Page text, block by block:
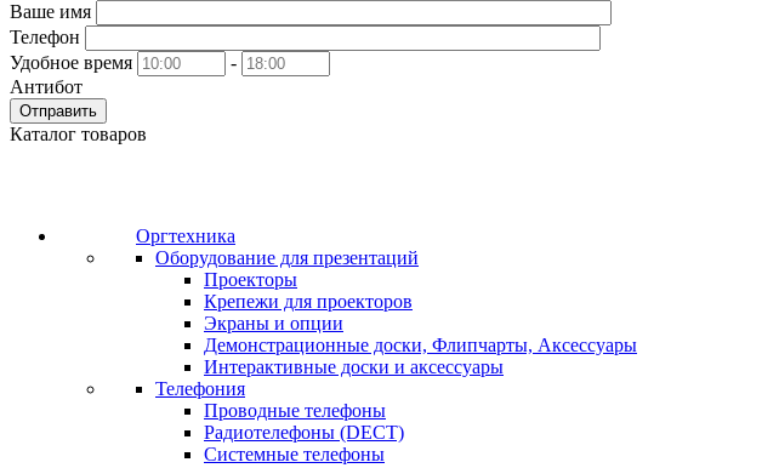
Ваше имя
Телефон
Удобное время
-
Антибот
Отправить
Каталог товаров
Оргтехника
Оборудование для презентаций
Проекторы
Крепежи для проекторов
Экраны и опции
Демонстрационные доски, Флипчарты, Аксессуары
Интерактивные доски и аксессуары
Телефония
Проводные телефоны
Радиотелефоны (DECT)
Системные телефоны